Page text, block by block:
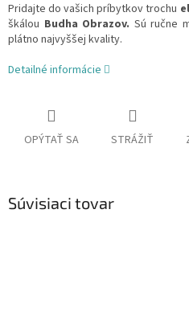
Pridajte do vašich príbytkov trochu
škálou Budha Obrazov. Sú ručne
plátno najvyššej kvality.
Detailné informácie
OPÝTAŤ SA STRÁŽIŤ
Súvisiaci tovar